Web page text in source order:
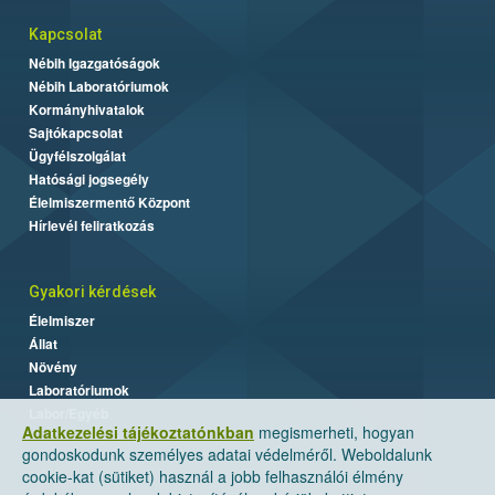
Adatkezelési tájékoztatónkban megismerheti, hogyan
gondoskodunk személyes adatai védelméről. Weboldalunk
cookie-kat (sütiket) használ a jobb felhasználói élmény
Kapcsolat
Nébih Igazgatóságok
Nébih Laboratóriumok
Kormányhivatalok
Sajtókapcsolat
Ügyfélszolgálat
Hatósági jogsegély
Élelmiszermentő Központ
Hírlevél feliratkozás
Gyakori kérdések
Élelmiszer
Állat
Növény
Laboratóriumok